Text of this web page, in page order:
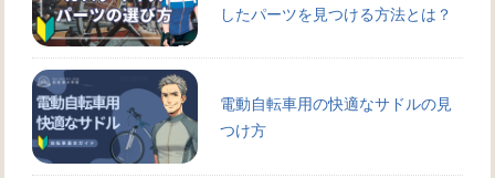
したパーツを見つける方法とは？
電動自転車用の快適なサドルの見
つけ方